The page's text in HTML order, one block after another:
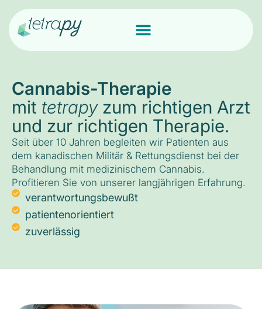
Cannabis-Therapie
mit tetrapyzum richtigen Arzt
und zur richtigen Therapie.
Seit über 10 Jahren begleiten wir Patienten aus
dem kanadischen Militär & Rettungsdienst bei der
Behandlung mit medizinischem Cannabis.
Profitieren Sie von unserer langjährigen Erfahrung.
verantwortungsbewußt
patientenorientiert
zuverlässig